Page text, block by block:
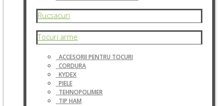
Rucsacuri
Tocuri arme
ACCESORII PENTRU TOCURI
CORDURA
KYDEX
PIELE
TEHNOPOLIMER
TIP HAM